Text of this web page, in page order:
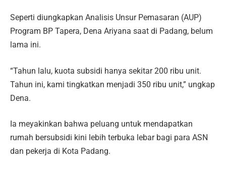
Seperti diungkapkan Analisis Unsur Pemasaran (AUP)
Program BP Tapera, Dena Ariyana saat di Padang, belum
lama ini.
“Tahun lalu, kuota subsidi hanya sekitar 200 ribu unit.
Tahun ini, kami tingkatkan menjadi 350 ribu unit,” ungkap
Dena.
Ia meyakinkan bahwa peluang untuk mendapatkan
rumah bersubsidi kini lebih terbuka lebar bagi para ASN
dan pekerja di Kota Padang.